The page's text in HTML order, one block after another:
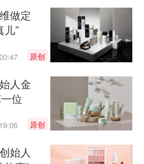
做定
儿”
原创
人金
位
原创
始人